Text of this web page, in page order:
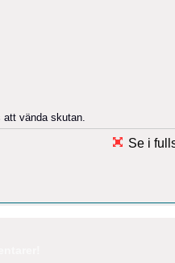
vända skutan.
Se i